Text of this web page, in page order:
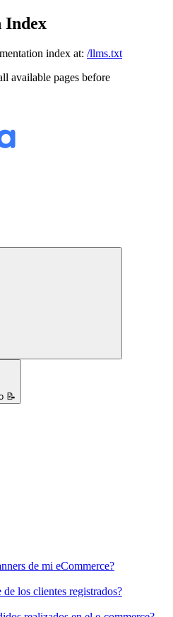
Index
index at: /llms.txt
available pages before
📝
de mi eCommerce?
de los clientes registrados?